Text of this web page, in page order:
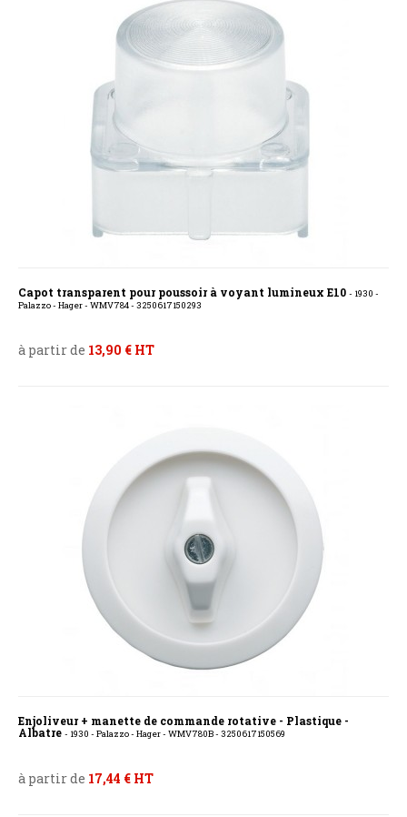
Capot transparent pour poussoir à voyant lumineux E10 - 1930 -
Palazzo - Hager - WMV784 - 3250617150293
à partir de 13,90 € HT
Enjoliveur + manette de commande rotative - Plastique -
Albatre - 1930 - Palazzo - Hager - WMV780B - 3250617150569
à partir de 17,44 € HT